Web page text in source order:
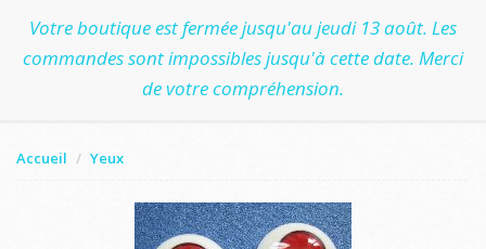
Votre boutique est fermée jusqu'au jeudi 13 août. Les
commandes sont impossibles jusqu'à cette date. Merci
de votre compréhension.
Accueil Yeux